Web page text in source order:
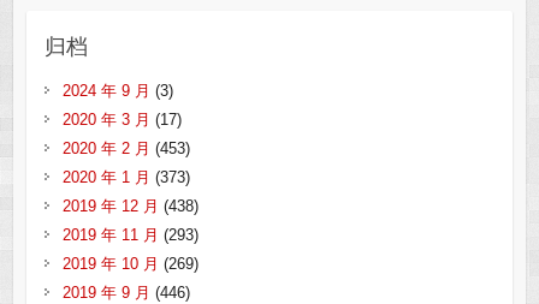
归档
2024 年 9 月 (3)
2020 年 3 月 (17)
2020 年 2 月 (453)
2020 年 1 月 (373)
2019 年 12 月 (438)
2019 年 11 月 (293)
2019 年 10 月 (269)
2019 年 9 月 (446)